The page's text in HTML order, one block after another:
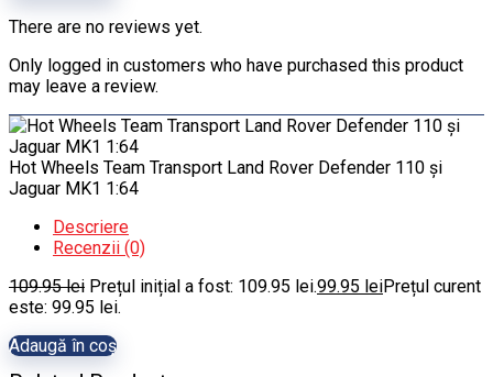
There are no reviews yet.
Only logged in customers who have purchased this product
may leave a review.
Hot Wheels Team Transport Land Rover Defender 110 și
Jaguar MK1 1:64
Descriere
Recenzii (0)
109.95lei Prețul inițial a fost: 109.95 lei.99.95 leiPrețul curent
este: 99.95 lei.
Adaugă în coș